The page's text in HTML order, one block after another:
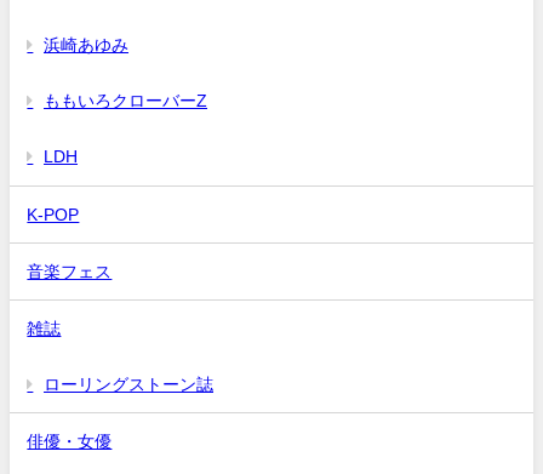
浜崎あゆみ
ももいろクローバーZ
LDH
K-POP
音楽フェス
雑誌
ローリングストーン誌
俳優・女優